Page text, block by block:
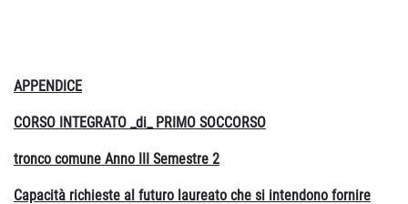
APPENDICE
CORSO INTEGRATO _di_ PRIMO SOCCORSO
tronco comune Anno III Semestre 2
Capacità richieste al futuro laureato che si intendono fornire